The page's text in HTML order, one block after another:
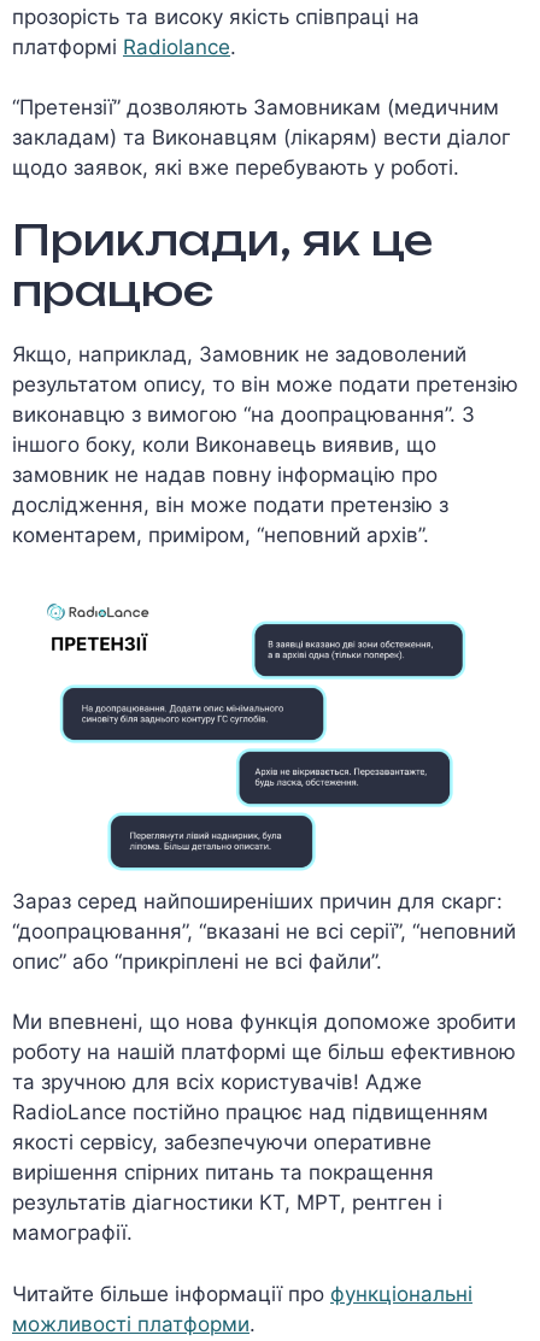
прозорість та високу якість співпраці на
платформі Radiolance.
“Претензії” дозволяють Замовникам (медичним
закладам) та Виконавцям (лікарям) вести діалог
щодо заявок, які вже перебувають у роботі.
Приклади, як це
працює
Якщо, наприклад, Замовник не задоволений
результатом опису, то він може подати претензію
виконавцю з вимогою “на доопрацювання”. З
іншого боку, коли Виконавець виявив, що
замовник не надав повну інформацію про
дослідження, він може подати претензію з
коментарем, приміром, “неповний архів”.
Зараз серед найпоширеніших причин для скарг:
“доопрацювання”, “вказані не всі серії”, “неповний
опис” або “прикріплені не всі файли”.
Ми впевнені, що нова функція допоможе зробити
роботу на нашій платформі ще більш ефективною
та зручною для всіх користувачів! Адже
RadioLance постійно працює над підвищенням
якості сервісу, забезпечуючи оперативне
вирішення спірних питань та покращення
результатів діагностики КТ, МРТ, рентген і
мамографії.
Читайте більше інформації про функціональні
можливості платформи.